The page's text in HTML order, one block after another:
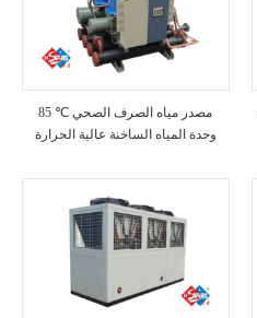
85 ℃ مصدر مياه الصرف الصحي
وحدة المياه الساخنة عالية الحرارة